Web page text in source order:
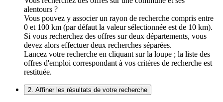
alentours ?
Vous pouvez y associer un rayon de recherche compris entre
0 et 100 km (par défaut la valeur sélectionnée est de 10 km).
Si vous recherchez des offres sur deux départements, vous
devez alors effectuer deux recherches séparées.
Lancez votre recherche en cliquant sur la loupe ; la liste des
offres d'emploi correspondant à vos critères de recherche est
restituée.
2. Affiner les résultats de votre recherche